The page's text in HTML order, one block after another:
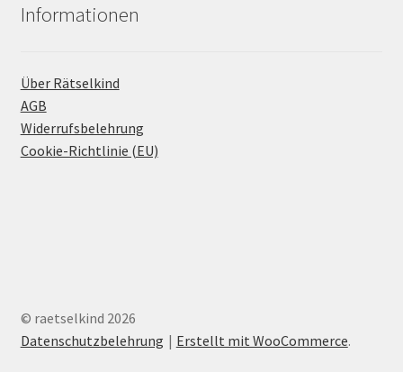
Informationen
Über Rätselkind
AGB
Widerrufsbelehrung
Cookie-Richtlinie (EU)
© raetselkind 2026
Datenschutzbelehrung
Erstellt mit WooCommerce.